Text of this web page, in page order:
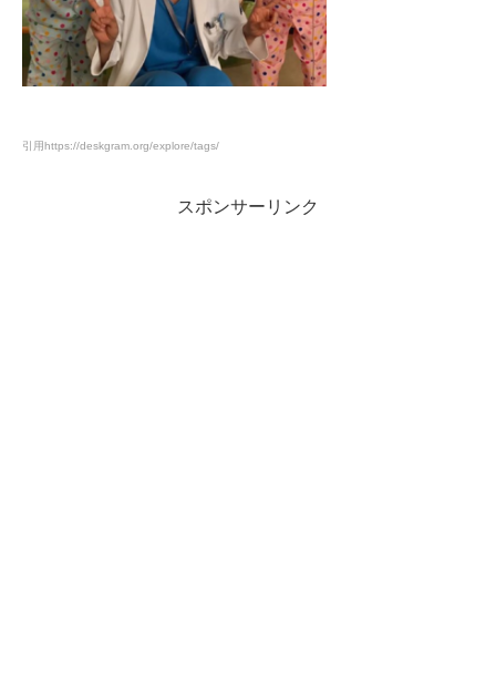
引用https://deskgram.org/explore/tags/
スポンサーリンク